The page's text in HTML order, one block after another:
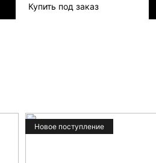
Купить под заказ
Новое поступление